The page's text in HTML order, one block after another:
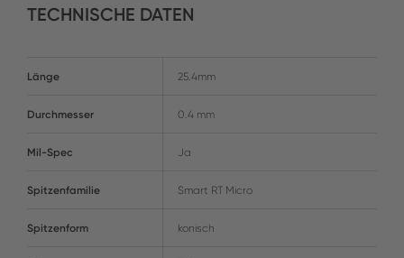
TECHNISCHE DATEN
Länge 25.4mm
Durchmesser 0.4 mm
Mil-Spec Ja
Spitzenfamilie Smart RT Micro
Spitzenform konisch